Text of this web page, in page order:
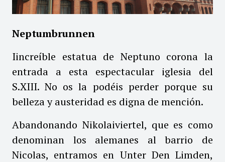
Neptumbrunnen
Iincreíble estatua de Neptuno corona la
entrada a esta espectacular iglesia del
S.XIII. No os la podéis perder porque su
belleza y austeridad es digna de mención.
Abandonando Nikolaiviertel, que es como
denominan los alemanes al barrio de
Nicolas, entramos en Unter Den Limden,